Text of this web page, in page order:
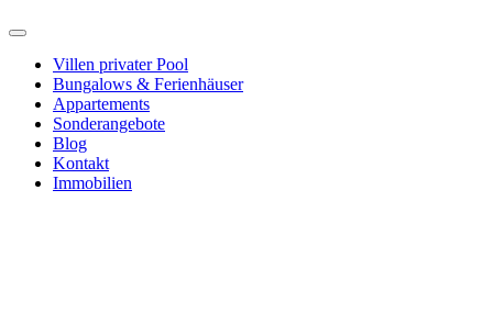
Villen privater Pool
Bungalows & Ferienhäuser
Appartements
Sonderangebote
Blog
Kontakt
Immobilien